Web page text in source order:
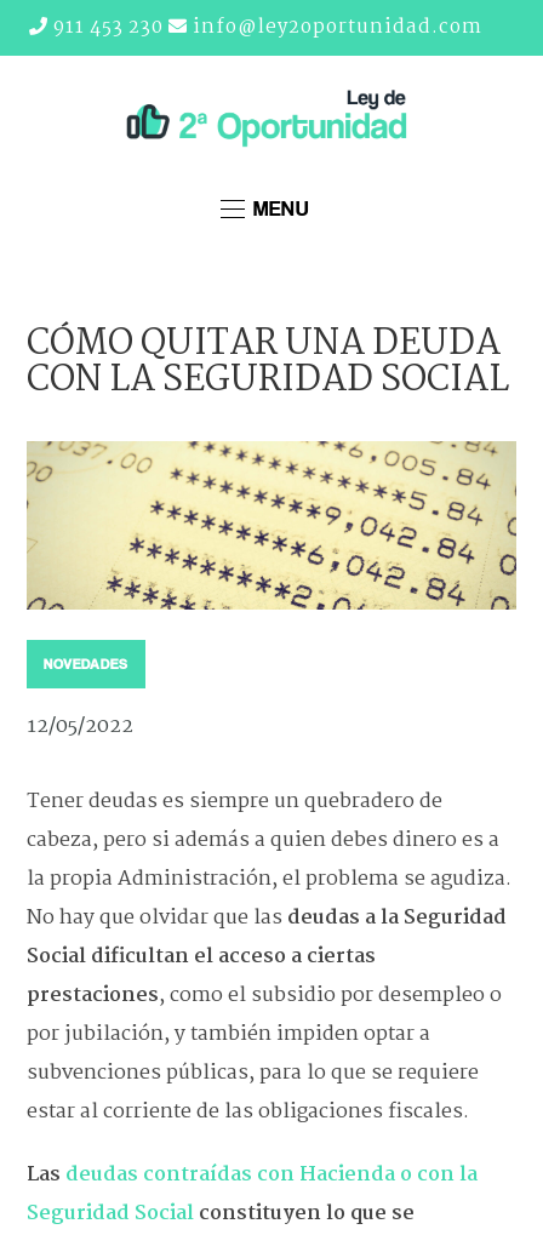
911 453 230 info@ley2oportunidad.com
MENU
CÓMO QUITAR UNA DEUDA
CON LA SEGURIDAD SOCIAL
NOVEDADES
12/05/2022
Tener deudas es siempre un quebradero de
cabeza, pero si además a quien debes dinero es a
la propia Administración, el problema se agudiza.
No hay que olvidar que las deudas a la Seguridad
Social dificultan el acceso a ciertas
prestaciones, como el subsidio por desempleo o
por jubilación, y también impiden optar a
subvenciones públicas, para lo que se requiere
estar al corriente de las obligaciones fiscales.
Las deudas contraídas con Hacienda o con la
Seguridad Socialconstituyen lo que se